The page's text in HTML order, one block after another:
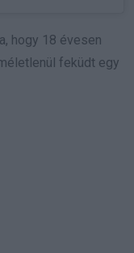
hogy 18 évesen
feküdt egy